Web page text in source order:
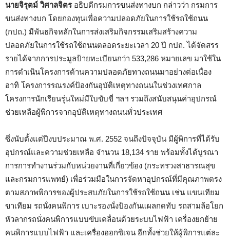
นายจิรุตม์ วิศาลจิตรอธิบดีกรมการขนส่งทางบก กล่าวว่า กรมการ
ขนส่งทางบก โดยกองทุนเพื่อความปลอดภัยในการใช้รถใช้ถนน
(กปถ.) มีพันธกิจหลักในการส่งเสริมกิจกรรมเสริมสร้างความ
ปลอดภัยในการใช้รถใช้ถนนตลอดระยะเวลา 20 ปี กปถ. ได้จัดสรร
รายได้จากการประมูลป้ายทะเบียนกว่า 533,286 หมายเลข มาใช้ใน
การดำเนินโครงการด้านความปลอดภัยทางถนนมาอย่างต่อเนื่อง
อาทิ โครงการรณรงค์ป้องกันอุบัติเหตุทางถนนในช่วงเทศกาล
โครงการนักเรียนรุ่นใหม่มีใบขับขี่ ฯลฯ รวมถึงสนับสนุนค่าอุปกรณ์
ช่วยเหลือผู้พิการจากอุบัติเหตุทางถนนทั่วประเทศ
ซึ่งนับตั้งแต่ปีงบประมาณ พ.ศ. 2552 จนถึงปัจจุบัน มีผู้พิการที่ได้รับ
อุปกรณ์และความช่วยเหลือ จำนวน 18,134 ราย พร้อมทั้งได้บูรณา
การการทำงานร่วมกับหน่วยงานที่เกี่ยวข้อง (กระทรวงสาธารณสุข
และกรมการแพทย์) เพื่อร่วมมือในการจัดหาอุปกรณ์ที่มีคุณภาพตรง
ตามสภาพพิการของผู้ประสบภัยในการใช้รถใช้ถนน เช่น แขนเทียม
ขาเทียม รถนั่งคนพิการ เบาะรองนั่งป้องกันแผลกดทับ รถสามล้อโยก
หัวลากรถนั่งคนพิการแบบขับเคลื่อนด้วยระบบไฟฟ้า เครื่องยกย้าย
คนพิการแบบไฟฟ้า และเครื่องออกซิเจน อีกทั้งช่วยให้ผู้พิการแต่ละ